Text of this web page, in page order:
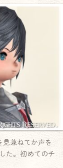
兼ねてか声を
た。初めてのチ